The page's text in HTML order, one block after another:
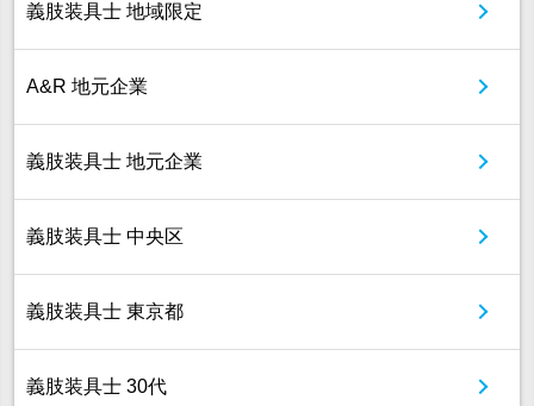
義肢装具士 地域限定
A&R 地元企業
義肢装具士 地元企業
義肢装具士 中央区
義肢装具士 東京都
義肢装具士 30代